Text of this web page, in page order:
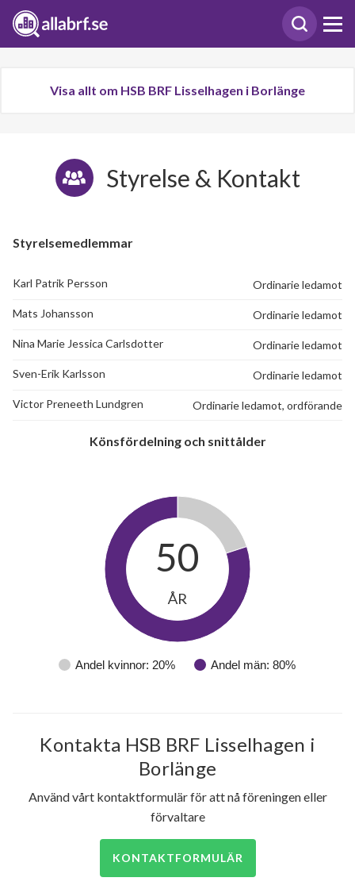
Visa allt om HSB BRF Lisselhagen i Borlänge
Styrelse & Kontakt
Styrelsemedlemmar
Karl Patrik Persson Ordinarie ledamot
Mats Johansson Ordinarie ledamot
Nina Marie Jessica Carlsdotter Ordinarie ledamot
Sven-Erik Karlsson Ordinarie ledamot
Victor Preneeth Lundgren Ordinarie ledamot, ordförande
Könsfördelning och snittålder
Andel kvinnor: 20% Andel män: 80%
50
ÅR
Kontakta HSB BRF Lisselhagen i
Borlänge
Använd vårt kontaktformulär för att nå föreningen eller
förvaltare
KONTAKTFORMULÄR